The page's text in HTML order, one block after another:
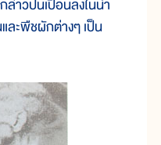
าวปนเปื้อนลงในน้ำ
ละพืชผักต่างๆ เป็น